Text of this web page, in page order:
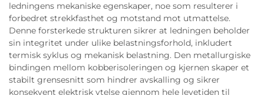
ledningens mekaniske egenskaper, noe som resulterer i
forbedret strekkfasthet og motstand mot utmattelse.
Denne forsterkede strukturen sikrer at ledningen beholder
sin integritet under ulike belastningsforhold, inkludert
termisk syklus og mekanisk belastning. Den metallurgiske
bindingen mellom kobberisoleringen og kjernen skaper et
stabilt grensesnitt som hindrer avskalling og sikrer
konsekvent elektrisk ytelse gjennom hele levetiden til